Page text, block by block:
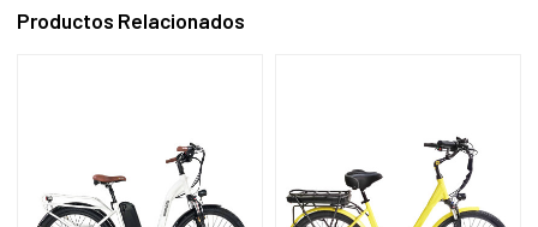
Productos Relacionados